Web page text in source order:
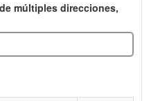
múltiples direcciones,